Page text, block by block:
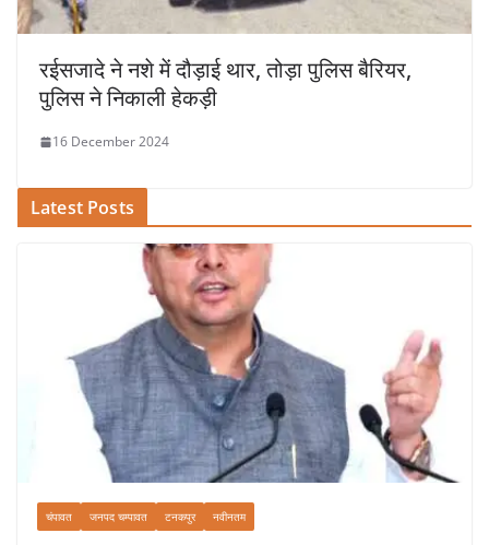
रईसजादे ने नशे में दौड़ाई थार, तोड़ा पुलिस बैरियर,
पुलिस ने निकाली हेकड़ी
16 December 2024
Latest Posts
चंपावत जनपद चम्पावत टनकपुर नवीनतम